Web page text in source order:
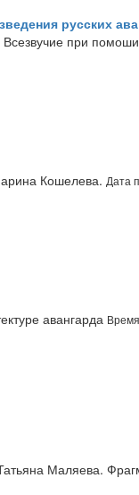
русских
при
Кошелева. Дата
авангарда
Маляева.